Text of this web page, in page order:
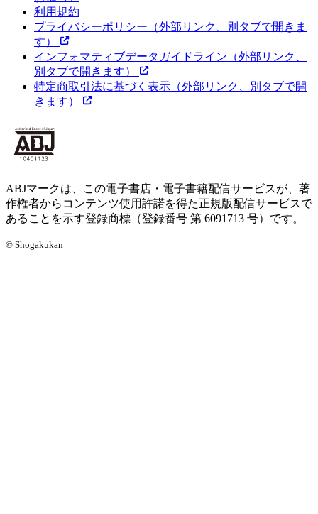
利用規約
プライバシーポリシー （外部リンク、別タブで開きま
す）
インフォマティブデータガイドライン （外部リンク、
別タブで開きます）
特定商取引法に基づく表示 （外部リンク、別タブで開
きます）
ABJマークは、この電子書店・電子書籍配信サービスが、著
作権者からコンテンツ使用許諾を得た正規版配信サービスで
あることを示す登録商標（登録番号 第 6091713 号）です。
© Shogakukan